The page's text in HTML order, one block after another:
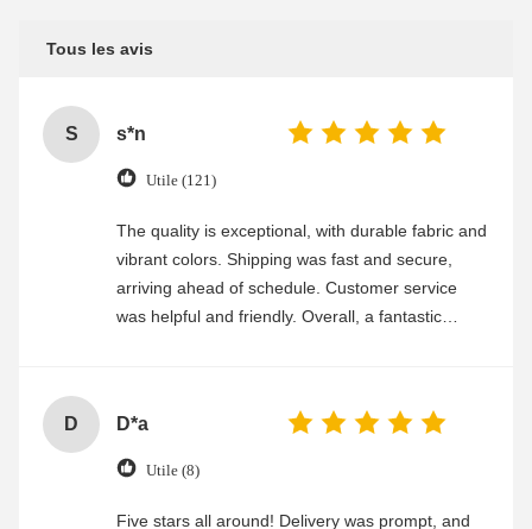
Tous les avis
S s*n
Utile (121)
The quality is exceptional, with durable fabric and
vibrant colors. Shipping was fast and secure,
arriving ahead of schedule. Customer service
was helpful and friendly. Overall, a fantastic
D D*a
Utile (8)
Five stars all around! Delivery was prompt, and